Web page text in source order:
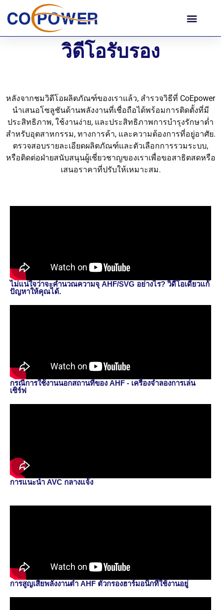
วิดีโอรับรอง
หลังจากชมวิดีโอผลิตภัณฑ์ของเราแล้ว, สำรวจวิธีที่ CoEpower
นำเสนอโซลูชันด้านพลังงานที่เชื่อถือได้พร้อมการติดตั้งที่มี
ประสิทธิภาพ, ใช้งานง่าย, และประสิทธิภาพการบำรุงรักษาต่ำ
สำหรับอุตสาหกรรม, ทางการค้า, และความต้องการที่อยู่อาศัย.
ตรวจสอบรายละเอียดผลิตภัณฑ์และตัวเลือกการรวมระบบ,
หรือติดต่อฝ่ายสนับสนุนผู้เชี่ยวชาญของเราเพื่อขอสาธิตสดหรือ
เสนอราคาที่ปรับให้เหมาะสม.
ไม่แน่ใจว่าจะคำนวณความจุ AHF/SVG อย่างไร? วิดีโอเดียวแก้
ปัญหาให้คุณได้.
กรณีการใช้งานนอกสถานที่ของ AHF - เครื่องจำลองการเล่น
เซิร์ฟ
การแนะนำ AVC กลางแจ้ง
การสูญเสียพลังงานต่ำ AHF ตัวกรองฮาร์มอนิกที่ใช้งานอยู่